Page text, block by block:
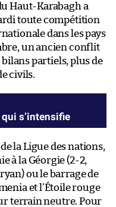
Haut-Karabagh a
toute compétition
dans les pays
un ancien conflit
bilans partiels, plus de
civils.
s’intensifie
la Ligue des nations,
à la Géorgie (2-2,
ou le barrage de
et l’Étoile rouge
terrain neutre. Pour